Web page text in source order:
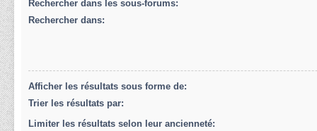
Rechercher dans les sous-forums:
Rechercher dans:
Afficher les résultats sous forme de:
Trier les résultats par:
Limiter les résultats selon leur ancienneté: